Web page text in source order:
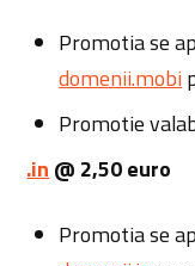
Promotia se
domenii.mobi
Promotie
.in@ 2,50 euro
Promotia se